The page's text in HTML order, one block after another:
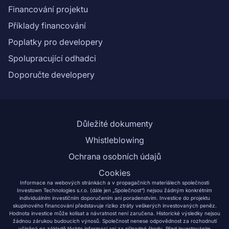
etapa"}}
Financování projektu
Příklady financování
Poplatky pro developery
Spolupracující odhadci
Doporučte developery
Důležité dokumenty
Whistleblowing
Ochrana osobních údajů
Cookies
Informace na webových stránkách a v propagačních materiálech společnosti
Investown Technologies s.r.o. (dále jen „Společnost“) nejsou žádným konkrétním
individuálním investičním doporučením ani poradenstvím. Investice do projektu
skupinového financování představuje riziko ztráty veškerých investovaných peněz.
Hodnota investice může kolísat a návratnost není zaručena. Historické výsledky nejsou
žádnou zárukou budoucích výnosů. Společnost nenese odpovědnost za rozhodnutí